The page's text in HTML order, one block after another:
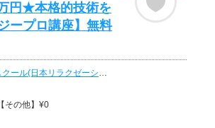
円★本格的技術を
ープロ講座】無料
本リラクゼーション認定協会)
その他】¥0